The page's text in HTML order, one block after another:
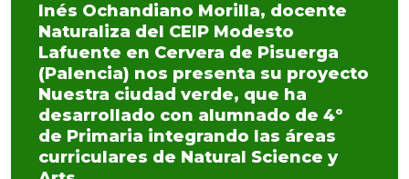
Inés Ochandiano Morilla, docente
Naturaliza del CEIP Modesto
Lafuente en Cervera de Pisuerga
(Palencia) nos presenta su proyecto
Nuestra ciudad verde, que ha
desarrollado con alumnado de 4º
de Primaria integrando las áreas
curriculares de Natural Science y